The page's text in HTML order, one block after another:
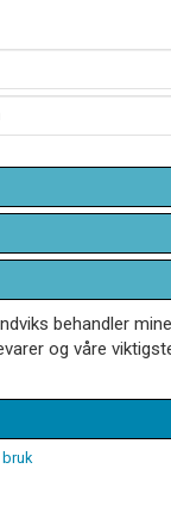
behandler
og våre